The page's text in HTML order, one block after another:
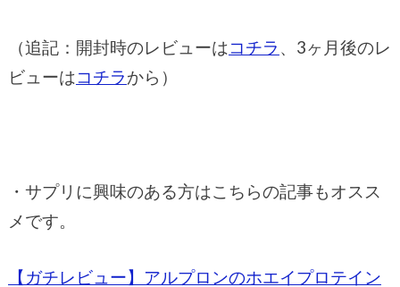
（追記：開封時のレビューはコチラ 、3ヶ月後のレ
ビューはコチラから）
・サプリに興味のある方はこちらの記事もオスス
メです。
【ガチレビュー】アルプロンのホエイプロテイン